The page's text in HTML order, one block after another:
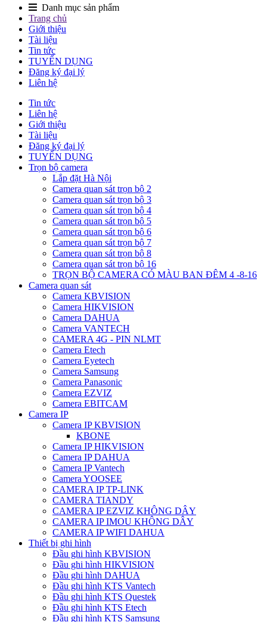
Danh mục sản phẩm
Trang chủ
Giới thiệu
Tài liệu
Tin tức
TUYỂN DỤNG
Đăng ký đại lý
Liên hệ
Tin tức
Liên hệ
Giới thiệu
Tài liệu
Đăng ký đại lý
TUYỂN DỤNG
Trọn bộ camera
Lắp đặt Hà Nội
Camera quan sát trọn bộ 2
Camera quan sát trọn bộ 3
Camera quan sát trọn bộ 4
Camera quan sát trọn bộ 5
Camera quan sát trọn bộ 6
Camera quan sát trọn bộ 7
Camera quan sát trọn bộ 8
Camera quan sát trọn bộ 16
TRỌN BỘ CAMERA CÓ MÀU BAN ĐÊM 4 -8-16
Camera quan sát
Camera KBVISION
Camera HIKVISION
Camera DAHUA
Camera VANTECH
CAMERA 4G - PIN NLMT
Camera Etech
Camera Eyetech
Camera Samsung
Camera Panasonic
Camera EZVIZ
Camera EBITCAM
Camera IP
Camera IP KBVISION
KBONE
Camera IP HIKVISION
Camera IP DAHUA
Camera IP Vantech
Camera YOOSEE
CAMERA IP TP-LINK
CAMERA TIANDY
CAMERA IP EZVIZ KHÔNG DÂY
CAMERA IP IMOU KHÔNG DÂY
CAMERA IP WIFI DAHUA
Thiết bị ghi hình
Đầu ghi hình KBVISION
Đầu ghi hình HIKVISION
Đầu ghi hình DAHUA
Đầu ghi hình KTS Vantech
Đầu ghi hình KTS Questek
Đầu ghi hình KTS Etech
Đầu ghi hình KTS Samsung